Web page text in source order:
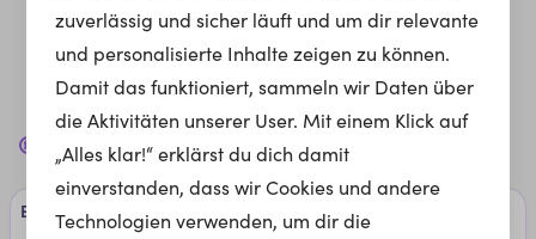
1 Jobs bei Mainzer Stadtwerke AG für dich
Elek­tro­mon­teu­r (m/w/d) - Be­reich ­Mon­ta­ge Strom
zuverlässig und sicher läuft und um dir relevante
und personalisierte Inhalte zeigen zu können.
Damit das funktioniert, sammeln wir Daten über
die Aktivitäten unserer User. Mit einem Klick auf
„Alles klar!“ erklärst du dich damit
einverstanden, dass wir Cookies und andere
Technologien verwenden, um dir die